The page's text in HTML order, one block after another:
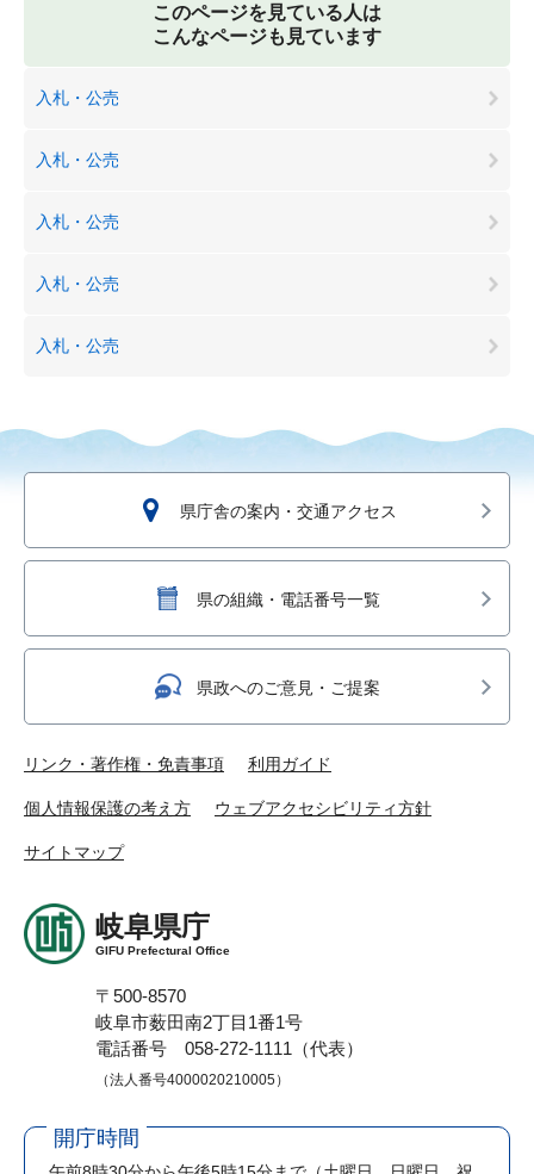
このページを見ている人は
こんなページも見ています
入札・公売
入札・公売
入札・公売
入札・公売
入札・公売
県庁舎の案内・交通アクセス
県の組織・電話番号一覧
県政へのご意見・ご提案
リンク・著作権・免責事項 利用ガイド
個人情報保護の考え方 ウェブアクセシビリティ方針
サイトマップ
岐阜県庁
GIFU Prefectural Office
〒500-8570
岐阜市薮田南2丁目1番1号
電話番号 058-272-1111（代表）
（法人番号4000020210005）
開庁時間